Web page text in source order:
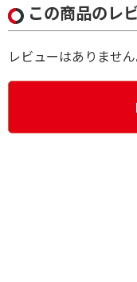
この商品のレ
レビューはありません